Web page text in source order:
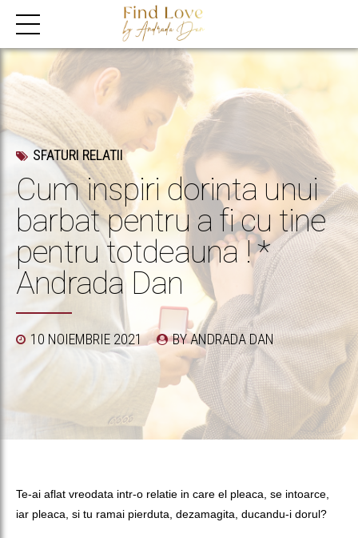
SFATURI RELATII
Cum inspiri dorinta unui
barbat pentru a fi cu tine
pentru totdeauna ! *
Andrada Dan
10 NOIEMBRIE 2021 BY ANDRADA DAN
Te-ai aflat vreodata intr-o relatie in care el pleaca, se intoarce,
iar pleaca, si tu ramai pierduta, dezamagita, ducandu-i dorul?